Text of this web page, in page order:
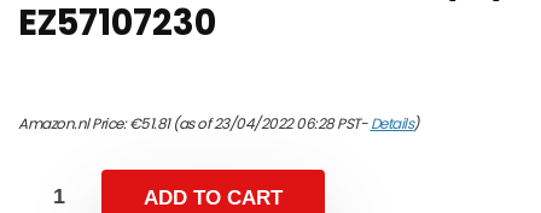
EZ57107230
Amazon.nl Price:€51.81(as of 23/04/2022 06:28 PST-Details)
ADD TO CART